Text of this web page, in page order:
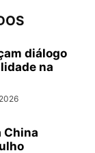
diálogo
na
China